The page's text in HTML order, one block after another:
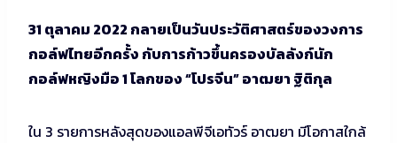
31 ตุลาคม 2022 กลายเป็นวันประวัติศาสตร์ของวงการ
กอล์ฟไทยอีกครั้ง กับการก้าวขึ้นครองบัลลังก์นัก
กอล์ฟหญิงมือ 1 โลกของ “โปรจีน” อาฒยา ฐิติกุล
ใน 3 รายการหลังสุดของแอลพีจีเอทัวร์ อาฒยา มีโอกาสใกล้